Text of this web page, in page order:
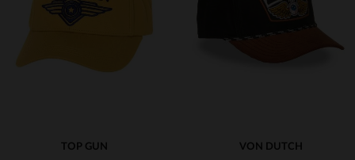
TU TU
TOP GUN
VON DUTCH